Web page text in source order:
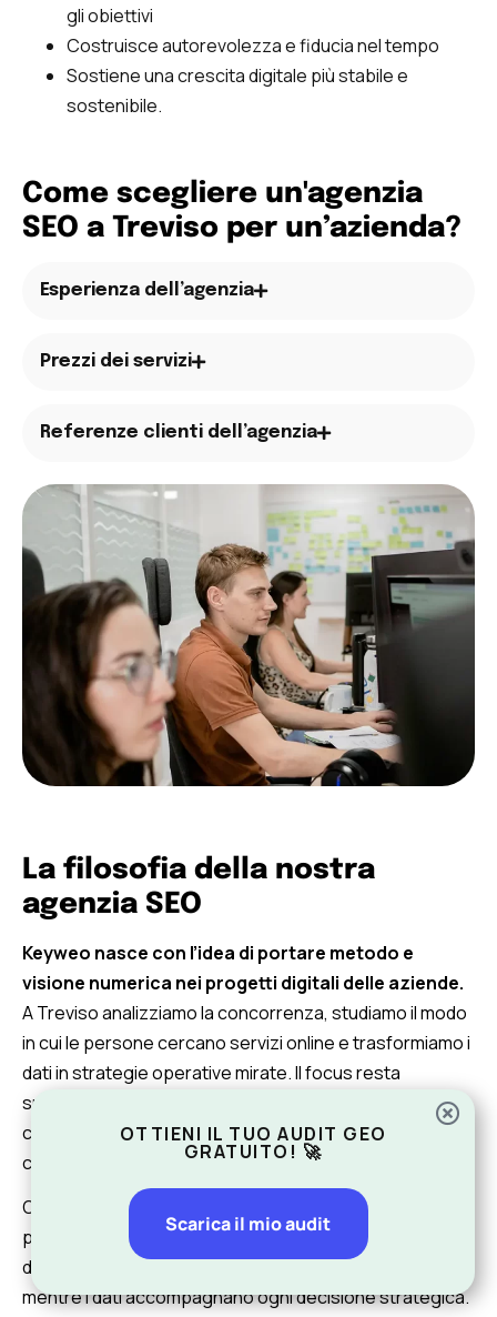
gli obiettivi
Costruisce autorevolezza e fiducia nel tempo
Sostiene una crescita digitale più stabile e
sostenibile.
Come scegliere un'agenzia
SEO a Treviso per un’azienda?
Esperienza dell’agenzia
Prezzi dei servizi
Referenze clienti dell’agenzia
La filosofia della nostra
agenzia SEO
Keyweo nasce con l’idea di portare metodo e
visione numerica nei progetti digitali delle aziende.
A Treviso analizziamo la concorrenza, studiamo il modo
in cui le persone cercano servizi online e trasformiamo i
dati in strategie operative mirate. Il focus resta
sull’attrazione di utenti in linea con l’offerta e sulla
capacità di convertire la visibilità in contatti utili per la
crescita del business.
Ogni progetto segue una direzione definita fin dalle
prime fasi e riceve un’attenzione costante nel tempo. Il
dialogo diretto facilita scelte rapide e consapevoli,
mentre i dati accompagnano ogni decisione strategica.
OTTIENI IL TUO AUDIT GEO
GRATUITO! 🚀
Scarica il mio audit